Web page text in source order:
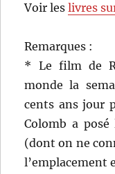
Voir leslivres
Remarques :
* Le film de
monde la
cents ans jour
Colomb a
(dont on ne
l’emplacement